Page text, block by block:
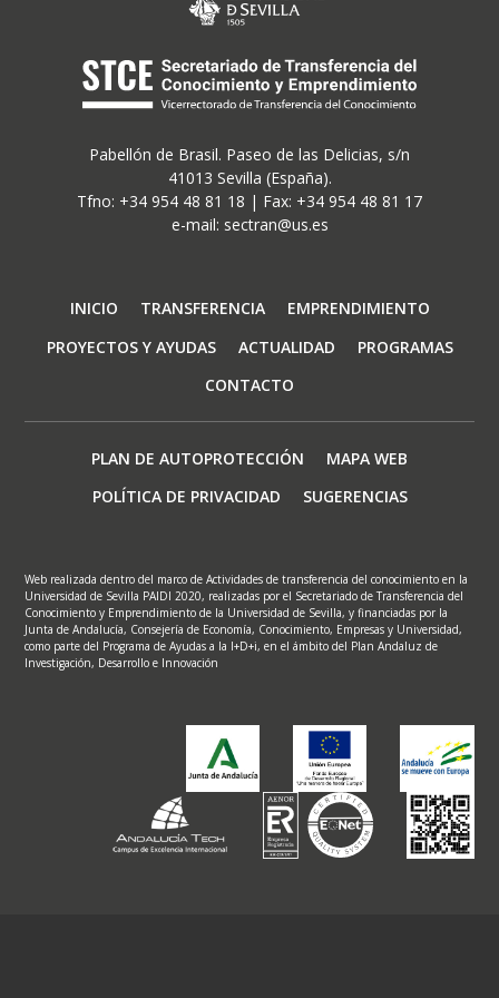
Pabellón de Brasil. Paseo de las Delicias, s/n
41013 Sevilla (España).
Tfno: +34 954 48 81 18 | Fax: +34 954 48 81 17
e-mail: sectran@us.es
Navegación
principal
INICIO TRANSFERENCIA
EMPRENDIMIENTO
PROYECTOS Y AYUDAS
ACTUALIDAD
PROGRAMAS
CONTACTO
PLAN DE AUTOPROTECCIÓN
MAPA WEB
POLÍTICA DE PRIVACIDAD
SUGERENCIAS
Web realizada dentro del marco de Actividades de transferencia del conocimiento en la
Universidad de Sevilla PAIDI 2020, realizadas por el Secretariado de Transferencia del
Conocimiento y Emprendimiento de la Universidad de Sevilla, y financiadas por la
Junta de Andalucía, Consejería de Economía, Conocimiento, Empresas y Universidad,
como parte del Programa de Ayudas a la I+D+i, en el ámbito del Plan Andaluz de
Investigación, Desarrollo e Innovación